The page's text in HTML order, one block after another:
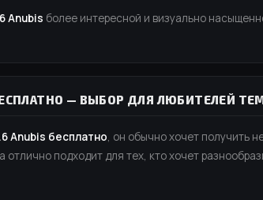
Anubis более интересной и визуально
БЕСПЛАТНО — ВЫБОР ДЛЯ ЛЮБИТЕЛЕЙ
Anubis бесплатно, он обычно хочет получить
подходит для тех, кто хочет